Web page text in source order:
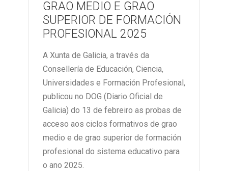
GRAO MEDIO E GRAO
SUPERIOR DE FORMACIÓN
PROFESIONAL 2025
A Xunta de Galicia, a través da
Consellería de Educación, Ciencia,
Universidades e Formación Profesional,
publicou no DOG (Diario Oficial de
Galicia) do 13 de febreiro as probas de
acceso aos ciclos formativos de grao
medio e de grao superior de formación
profesional do sistema educativo para
o ano 2025.